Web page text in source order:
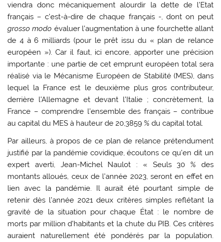
viendra donc mécaniquement alourdir la dette de l’Etat
français – c’est-à-dire de chaque français -, dont on peut
grosso modo évaluer l’augmentation à une fourchette allant
de 4 à 6 milliards (pour le prêt issu du « plan de relance
européen »). Car il faut, ici encore, apporter une précision
importante : une partie de cet emprunt européen total sera
réalisé via le Mécanisme Européen de Stabilité (MES), dans
lequel la France est le deuxième plus gros contributeur,
derrière l’Allemagne et devant l’Italie ; concrètement, la
France – comprendre l’ensemble des français – contribue
au capital du MES à hauteur de 20,3859 % du capital total.
Par ailleurs, à propos de ce plan de relance prétendument
justifié par la pandémie covidique, écoutons ce qu’en dit un
expert averti, Jean-Michel Naulot : « Seuls 30 % des
montants alloués, ceux de l’année 2023, seront en effet en
lien avec la pandémie. Il aurait été pourtant simple de
retenir dès l’année 2021 deux critères simples reflétant la
gravité de la situation pour chaque État : le nombre de
morts par million d’habitants et la chute du PIB. Ces critères
auraient naturellement été pondérés par la population.